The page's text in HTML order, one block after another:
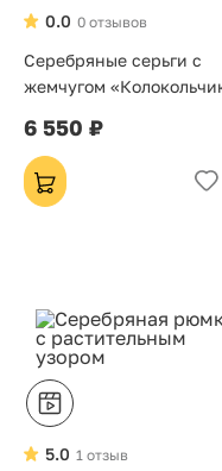
0 отзывов
0.0
Серебряные серьги с
жемчугом
6 550 ₽
1 отзыв
5.0